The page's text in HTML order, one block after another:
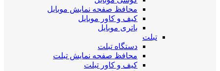
محافظ صفحه نمایش موبایل
کیف و کاور موبایل
باتری موبایل
تبلت
دستگاه تبلت
محافظ صفحه نمایش تبلت
کیف و کاور تبلت